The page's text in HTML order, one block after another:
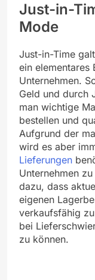
Just-in-
Mode
Just-in-Time
ein elementares
Unternehmen.
Geld und durch
man wichtige
bestellen und
Aufgrund der
wird es aber
Lieferungen
Unternehmen
dazu, dass
eigenen
verkaufsfähig
bei
zu können.